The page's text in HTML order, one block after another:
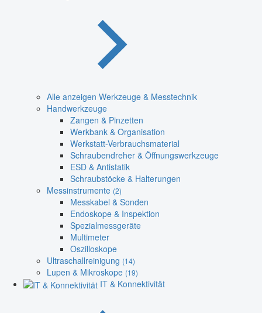
Alle anzeigen Werkzeuge & Messtechnik
Handwerkzeuge
Zangen & Pinzetten
Werkbank & Organisation
Werkstatt-Verbrauchsmaterial
Schraubendreher & Öffnungswerkzeuge
ESD & Antistatik
Schraubstöcke & Halterungen
Messinstrumente (2)
Messkabel & Sonden
Endoskope & Inspektion
Spezialmessgeräte
Multimeter
Oszilloskope
Ultraschallreinigung (14)
Lupen & Mikroskope (19)
IT & Konnektivität